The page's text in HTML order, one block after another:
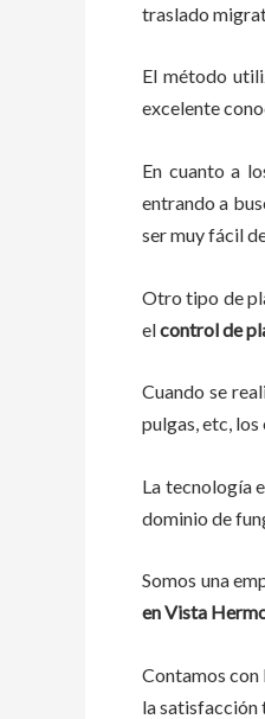
traslado
El método
excelente
En cuanto a
entrando a
ser muy fácil
Otro tipo de
elcontrol de
Cuando se
pulgas, etc,
La tecnología
dominio de
Somos una
en Vista
Contamos con
la satisfacción